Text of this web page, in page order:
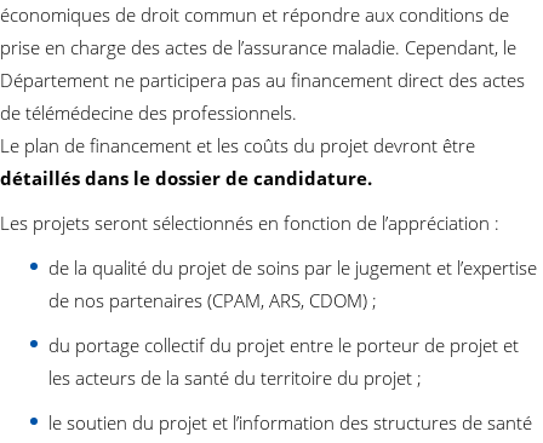
économiques de droit commun et répondre aux conditions de
prise en charge des actes de l’assurance maladie. Cependant, le
Département ne participera pas au financement direct des actes
de télémédecine des professionnels.
Le plan de financement et les coûts du projet devront être
détaillés dans le dossier de candidature.
Les projets seront sélectionnés en fonction de l’appréciation :
de la qualité du projet de soins par le jugement et l’expertise
de nos partenaires (CPAM, ARS, CDOM) ;
du portage collectif du projet entre le porteur de projet et
les acteurs de la santé du territoire du projet ;
le soutien du projet et l’information des structures de santé